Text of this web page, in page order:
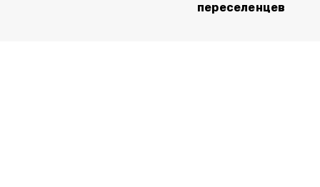
переселенцев